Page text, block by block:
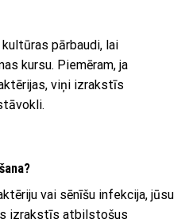
pārbaudi, lai
kursu. Piemēram, ja
viņi izrakstīs
vai sēnīšu infekcija, jūsu
izrakstīs atbilstošus